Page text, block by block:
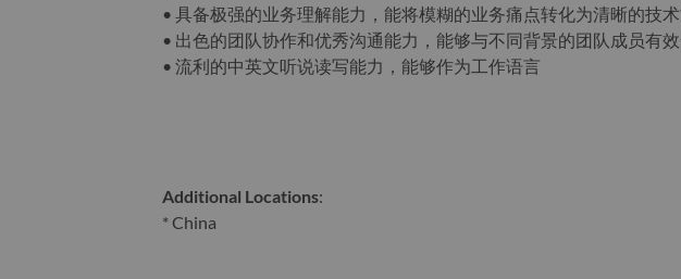
• 具备极强的业务理解能力，能将模糊的业务痛点转化为清晰的技
• 出色的团队协作和优秀沟通能力，能够与不同背景的团队成员有
• 流利的中英文听说读写能力，能够作为工作语言
Additional Locations:
* China